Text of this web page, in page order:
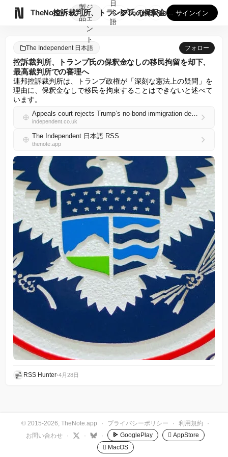
TheNote
製
品
ジ
ェ
ン
ト
控訴裁判所、トランプ氏の保釈金なしの移民拘留を却下、最高裁判...
日
本
語
GooglePlay
AppStore サインイン
The Independent 日本語 フォロー
控訴裁判所、トランプ氏の保釈金なしの移民拘留を却下、
最高裁判所での審理へ
連邦控訴裁判所は、トランプ政権が「深刻な憲法上の疑問」を
理由に、保釈金なしで移民を拘束することはできないと述べて
います。
Appeals court rejects Trump’s no-bond immigration detentions, setting stage for Supreme Court review
independent.co.uk
The Independent 日本語 RSS
thenote.app
RSS Hunter•4月28日
© 2015-2026, TheNote.app · プライバシーポリシー · 利用規約
·
お問い合わせ
· · · GooglePlay
 AppStore
 MacOS